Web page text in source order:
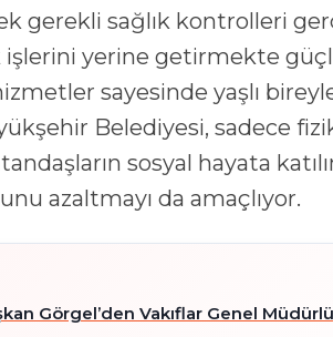
gerekli sağlık kontrolleri
işlerini yerine getirmekte
sayesinde yaşlı
Belediyesi, sadece
sosyal hayata
azaltmayı da amaçlıyor.
Görgel’den Vakıflar Genel